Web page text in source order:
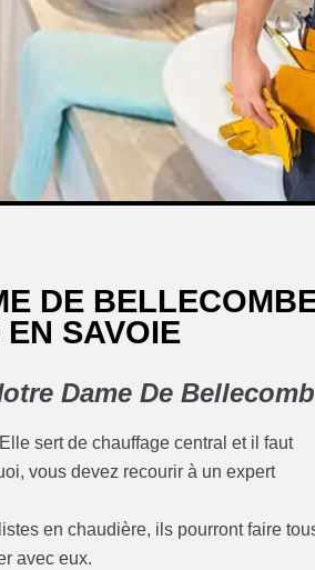
DE
SAVOIE
Dame De
sert de chauffage central et il faut
vous devez recourir à un expert
en chaudière, ils pourront faire
avec eux.